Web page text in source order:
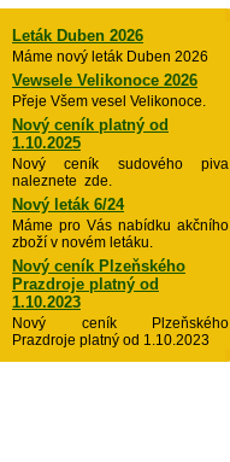
Leták Duben 2026
Máme nový leták Duben 2026
Vewsele Velikonoce 2026
Přeje Všem vesel Velikonoce.
Nový ceník platný od
1.10.2025
Nový ceník sudového piva
naleznete zde.
Nový leták 6/24
Máme pro Vás nabídku akčního
zboží v novém letáku.
Nový ceník Plzeňského
Prazdroje platný od
1.10.2023
Nový ceník Plzeňského
Prazdroje platný od 1.10.2023